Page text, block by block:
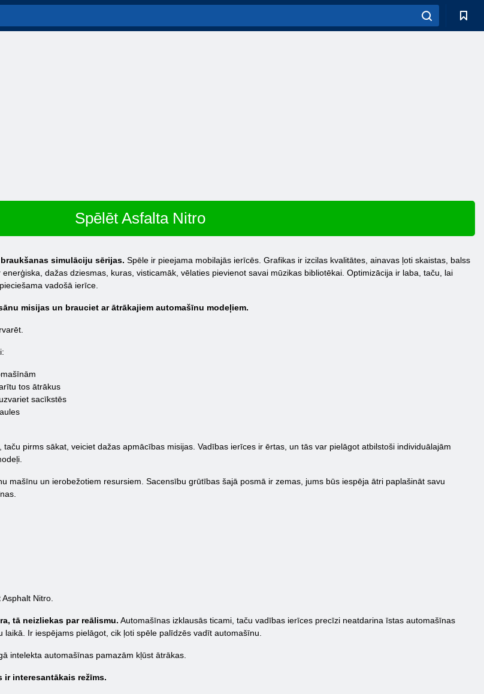
Spēlēt Asfalta Nitro
simulāciju sērijas. Spēle ir pieejama mobilajās ierīcēs. Grafikas ir izcilas kvalitātes, ainavas ļoti skaistas, balss
dažas dziesmas, kuras, visticamāk, vēlaties pievienot savai mūzikas bibliotēkai. Optimizācija ir laba, taču, lai
vadošā ierīce.
misijas un brauciet ar ātrākajiem automašīnu modeļiem.
tos ātrākus
sacīkstēs
pirms sākat, veiciet dažas apmācības misijas. Vadības ierīces ir ērtas, un tās var pielāgot atbilstoši individuālajām
mašīnu un ierobežotiem resursiem. Sacensību grūtības šajā posmā ir zemas, jums būs iespēja ātri paplašināt savu
Nitro.
tā neizliekas par reālismu. Automašīnas izklausās ticami, taču vadības ierīces precīzi neatdarina īstas automašīnas
Ir iespējams pielāgot, cik ļoti spēle palīdzēs vadīt automašīnu.
intelekta automašīnas pamazām kļūst ātrākas.
ir interesantākais režīms.